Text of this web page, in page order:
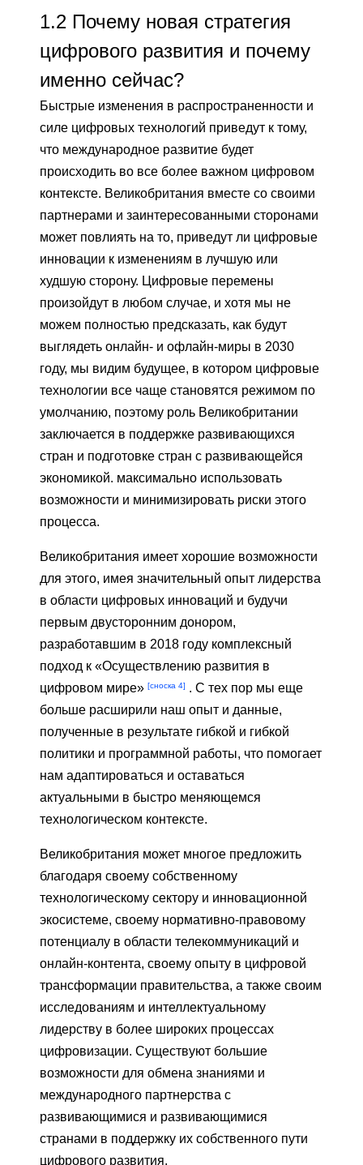
1.2 Почему новая стратегия
цифрового развития и почему
именно сейчас?
Быстрые изменения в распространенности и
силе цифровых технологий приведут к тому,
что международное развитие будет
происходить во все более важном цифровом
контексте. Великобритания вместе со своими
партнерами и заинтересованными сторонами
может повлиять на то, приведут ли цифровые
инновации к изменениям в лучшую или
худшую сторону. Цифровые перемены
произойдут в любом случае, и хотя мы не
можем полностью предсказать, как будут
выглядеть онлайн- и офлайн-миры в 2030
году, мы видим будущее, в котором цифровые
технологии все чаще становятся режимом по
умолчанию, поэтому роль Великобритании
заключается в поддержке развивающихся
стран и подготовке стран с развивающейся
экономикой. максимально использовать
возможности и минимизировать риски этого
процесса.
Великобритания имеет хорошие возможности
для этого, имея значительный опыт лидерства
в области цифровых инноваций и будучи
первым двусторонним донором,
разработавшим в 2018 году комплексный
подход к «Осуществлению развития в
цифровом мире» [сноска 4] . С тех пор мы еще
больше расширили наш опыт и данные,
полученные в результате гибкой и гибкой
политики и программной работы, что помогает
нам адаптироваться и оставаться
актуальными в быстро меняющемся
технологическом контексте.
Великобритания может многое предложить
благодаря своему собственному
технологическому сектору и инновационной
экосистеме, своему нормативно-правовому
потенциалу в области телекоммуникаций и
онлайн-контента, своему опыту в цифровой
трансформации правительства, а также своим
исследованиям и интеллектуальному
лидерству в более широких процессах
цифровизации. Существуют большие
возможности для обмена знаниями и
международного партнерства с
развивающимися и развивающимися
странами в поддержку их собственного пути
цифрового развития.